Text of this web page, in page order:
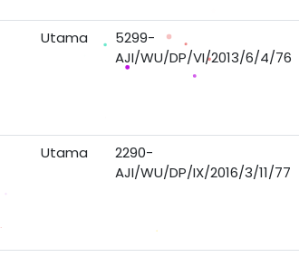
Utama
5299-
AJI/WU/DP/VI/2013/6/4/76
Utama
2290-
AJI/WU/DP/IX/2016/3/11/77